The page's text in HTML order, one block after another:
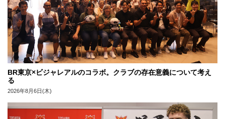
BR東京×ビジャレアルのコラボ。クラブの存在意義について考え
る
2026年8月6日(木)